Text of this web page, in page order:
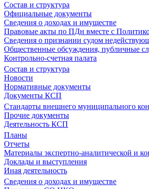
Состав и структура
Официальные документы
Сведения о доходах и имуществе
Правовые акты по ПДн вместе с
Сведения о признании судом
Общественные обсуждения, публичные
Контрольно-счетная палата
Состав и структура
Новости
Нормативные документы
Документы КСП
Стандарты внешнего муниципального
Прочие документы
Деятельность КСП
Планы
Отчеты
Материалы экспертно-аналитической и
Доклады и выступления
Иная деятельность
Сведения о доходах и имуществе